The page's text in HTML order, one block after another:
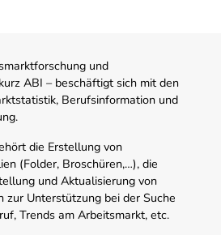
und
ABI – beschäftigt sich mit den
Berufsinformation und
die Erstellung von
(Folder, Broschüren,…), die
und Aktualisierung von
zur Unterstützung bei der Suche
Trends am Arbeitsmarkt, etc.